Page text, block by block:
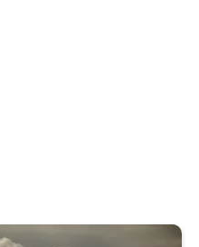
aplikácii. Informovať sa včas. .